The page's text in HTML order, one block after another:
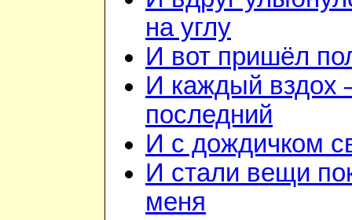
на углу
И вот пришёл
И каждый вздох
последний
И с дождичком
И стали вещи
меня